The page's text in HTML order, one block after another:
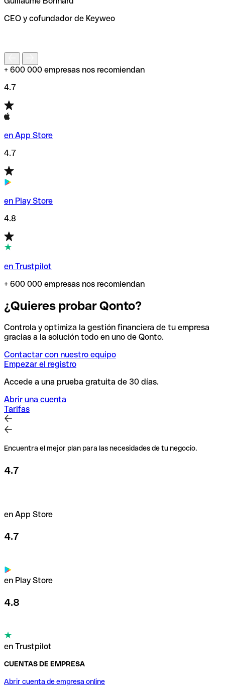
de enviar tu transferencia.
CEO y cofundador de Keyweo
+ 600 000 empresas nos recomiendan
4.7
en App Store
4.7
en Play Store
4.8
en Trustpilot
+ 600 000 empresas nos recomiendan
¿Quieres probar Qonto?
Controla y optimiza la gestión financiera de tu empresa
gracias a la solución todo en uno de Qonto.
Contactar con nuestro equipo
Empezar el registro
Accede a una prueba gratuita de 30 días.
Abrir una cuenta
Tarifas
Encuentra el mejor plan para las necesidades de tu negocio.
4.7
en App Store
4.7
en Play Store
4.8
en Trustpilot
CUENTAS DE EMPRESA
Abrir cuenta de empresa online